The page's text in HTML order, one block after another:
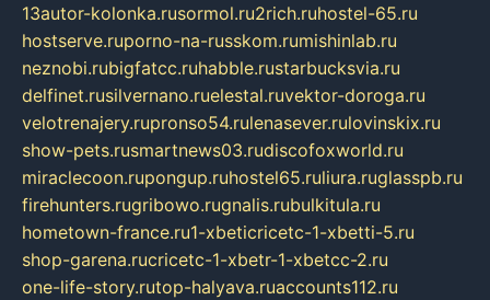
13autor-kolonka.rusormol.ru2rich.ruhostel-65.ru
hostserve.ruporno-na-russkom.rumishinlab.ru
neznobi.rubigfatcc.ruhabble.rustarbucksvia.ru
delfinet.rusilvernano.ruelestal.ruvektor-doroga.ru
velotrenajery.rupronso54.rulenasever.rulovinskix.ru
show-pets.rusmartnews03.rudiscofoxworld.ru
miraclecoon.rupongup.ruhostel65.ruliura.ruglasspb.ru
firehunters.rugribowo.rugnalis.rubulkitula.ru
hometown-france.ru1-xbeticricetc-1-xbetti-5.ru
shop-garena.rucricetc-1-xbetr-1-xbetcc-2.ru
one-life-story.rutop-halyava.ruaccounts112.ru